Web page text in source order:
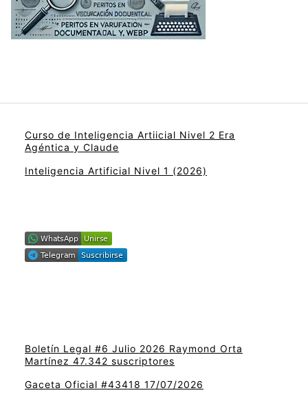
Curso de Inteligencia Artiicial Nivel 2 Era
Agéntica y Claude
Inteligencia Artificial Nivel 1 (2026)
Boletín Legal #6 Julio 2026 Raymond Orta
Martínez 47.342 suscriptores
Gaceta Oficial #43418 17/07/2026